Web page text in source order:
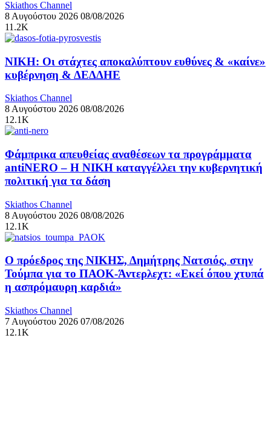
Skiathos Channel
8 Αυγούστου 2026 08/08/2026
11.2K
ΝΙΚΗ: Οι στάχτες αποκαλύπτουν ευθύνες & «καίνε»
κυβέρνηση & ΔΕΔΔΗΕ
Skiathos Channel
8 Αυγούστου 2026 08/08/2026
12.1K
Φάμπρικα απευθείας αναθέσεων τα προγράμματα
antiNERO – Η ΝΙΚΗ καταγγέλλει την κυβερνητική
πολιτική για τα δάση
Skiathos Channel
8 Αυγούστου 2026 08/08/2026
12.1K
Ο πρόεδρος της ΝΙΚΗΣ, Δημήτρης Νατσιός, στην
Τούμπα για το ΠΑΟΚ-Άντερλεχτ: «Εκεί όπου χτυπά
η ασπρόμαυρη καρδιά»
Skiathos Channel
7 Αυγούστου 2026 07/08/2026
12.1K